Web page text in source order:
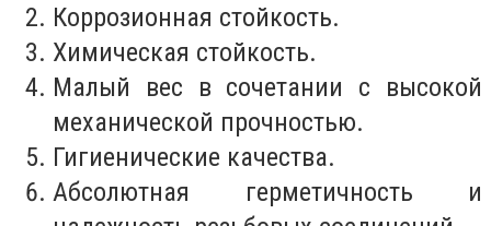
Коррозионная стойкость.
Химическая стойкость.
Малый вес в сочетании с высокой
механической прочностью.
Гигиенические качества.
Абсолютная герметичность и